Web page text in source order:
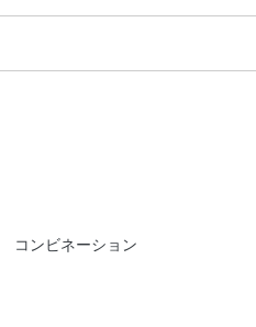
コンビネーション